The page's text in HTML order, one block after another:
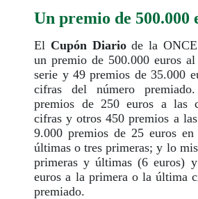
Un premio de 500.000
El Cupón Diariode la ONCE
un premio de 500.000 euros
serie y 49 premios de 35.000
cifras del número
premios de 250 euros a las
cifras y otros 450 premios a
9.000 premios de 25 euros
últimas o tres primeras; y lo
primeras y últimas (6 euros)
euros a la primera o la última
premiado.